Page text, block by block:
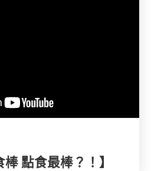
棒 點食最棒？！】